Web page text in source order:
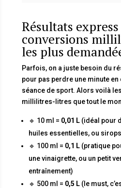
Résultats
conversions
les plus
Parfois, on a juste besoin du
pour pas perdre une minute en
séance de sport. Alors voilà
millilitres-litres que tout le
🔹 10 ml = 0,01 L(idéal pour
huiles essentielles, ou
🔹 100 ml = 0,1 L(pratique
une vinaigrette, ou un petit
entraînement)
🔹 500 ml = 0,5 L(le must,